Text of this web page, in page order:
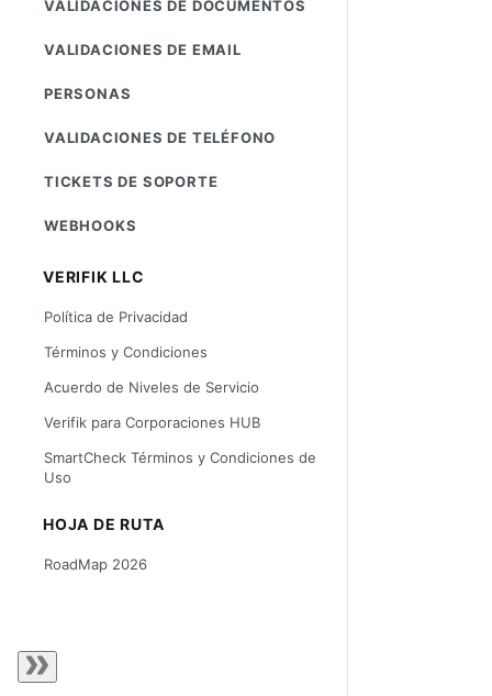
VALIDACIONES DE DOCUMENTOS
VALIDACIONES DE EMAIL
PERSONAS
VALIDACIONES DE TELÉFONO
TICKETS DE SOPORTE
WEBHOOKS
VERIFIK LLC
Política de Privacidad
Términos y Condiciones
Acuerdo de Niveles de Servicio
Verifik para Corporaciones HUB
SmartCheck Términos y Condiciones de
Uso
HOJA DE RUTA
RoadMap 2026